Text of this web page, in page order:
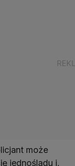
może
jednośladu i,